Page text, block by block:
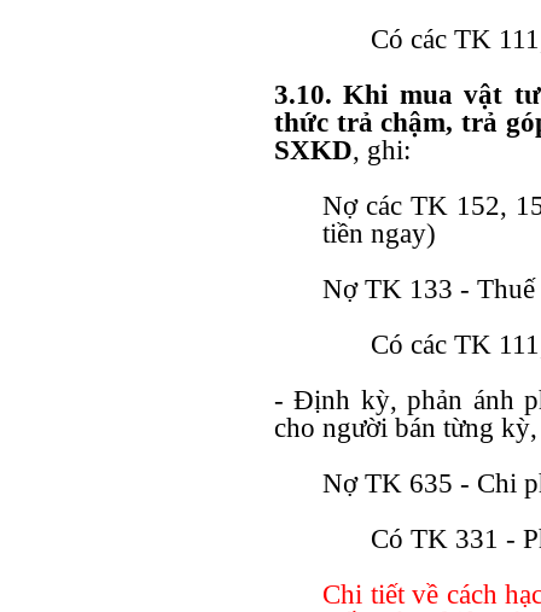
Có các TK
3.10. Khi mua vật
thức trả chậm, trả
SXKD, ghi:
Nợ các TK 152,
tiền ngay)
Nợ TK 133 -
Có các TK
- Định kỳ, phản ánh
cho người bán từng
Nợ TK 635 - Chi
Có TK 331 -
Chi tiết về cách